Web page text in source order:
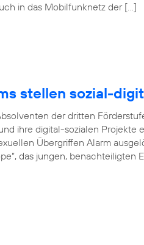
in das Mobilfunknetz der […]
stellen sozial-
der dritten
ihre digital-sozialen Projekte
Übergriffen Alarm
das jungen, benachteiligten